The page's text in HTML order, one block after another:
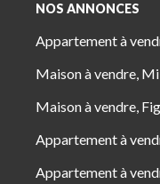
NOS ANNONCES
Appartement à
Maison à vendre,
Maison à vendre,
Appartement à
Appartement à